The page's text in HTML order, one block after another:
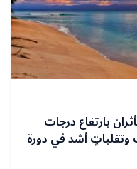
بارتفاع درجات
وتقلباتٍ أشد في دورة